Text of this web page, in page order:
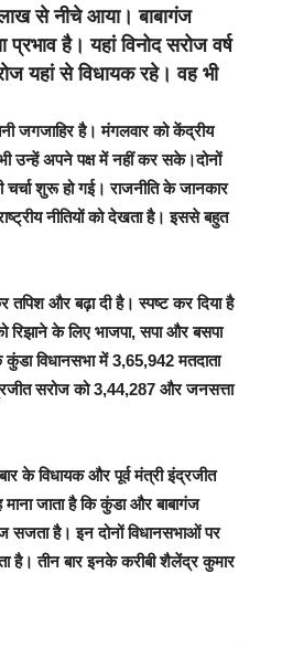
से नीचे आया। बाबागंज
है। यहां विनोद सरोज वर्ष
यहां से विधायक रहे। वह भी
जगजाहिर है। मंगलवार को केंद्रीय
उन्हें अपने पक्ष में नहीं कर सके।दोनों
शुरू हो गई। राजनीति के जानकार
नीतियों को देखता है। इससे बहुत
और बढ़ा दी है। स्पष्ट कर दिया है
के लिए भाजपा, सपा और बसपा
विधानसभा में 3,65,942 मतदाता
सरोज को 3,44,287 और जनसत्ता
के विधायक और पूर्व मंत्री इंद्रजीत
जाता है कि कुंडा और बाबागंज
सजता है। इन दोनों विधानसभाओं पर
है। तीन बार इनके करीबी शैलेंद्र कुमार